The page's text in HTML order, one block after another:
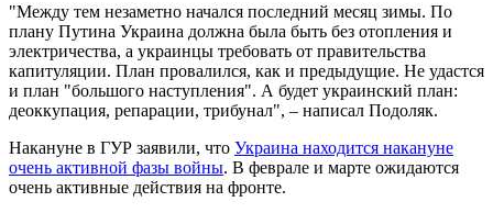
"Между тем незаметно начался последний месяц зимы. По
плану Путина Украина должна была быть без отопления и
электричества, а украинцы требовать от правительства
капитуляции. План провалился, как и предыдущие. Не удастся
и план "большого наступления". А будет украинский план:
деоккупация, репарации, трибунал", – написал Подоляк.
Накануне в ГУР заявили, что Украина находится накануне
очень активной фазы войны. В феврале и марте ожидаются
очень активные действия на фронте.